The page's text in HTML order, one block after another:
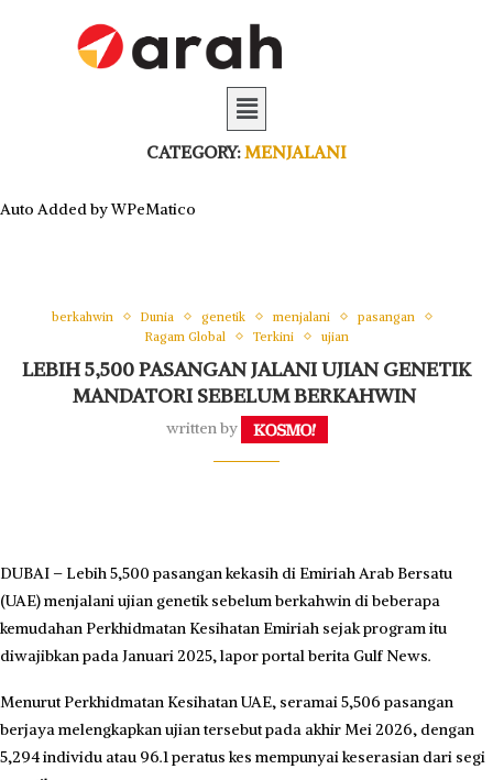
CATEGORY: MENJALANI
Auto Added by WPeMatico
berkahwin Dunia genetik menjalani
pasangan
Ragam Global
Terkini ujian
LEBIH 5,500 PASANGAN JALANI UJIAN GENETIK
MANDATORI SEBELUM BERKAHWIN
written by
DUBAI – Lebih 5,500 pasangan kekasih di Emiriah Arab Bersatu
(UAE) menjalani ujian genetik sebelum berkahwin di beberapa
kemudahan Perkhidmatan Kesihatan Emiriah sejak program itu
diwajibkan pada Januari 2025, lapor portal berita Gulf News.
Menurut Perkhidmatan Kesihatan UAE, seramai 5,506 pasangan
berjaya melengkapkan ujian tersebut pada akhir Mei 2026, dengan
5,294 individu atau 96.1 peratus kes mempunyai keserasian dari segi